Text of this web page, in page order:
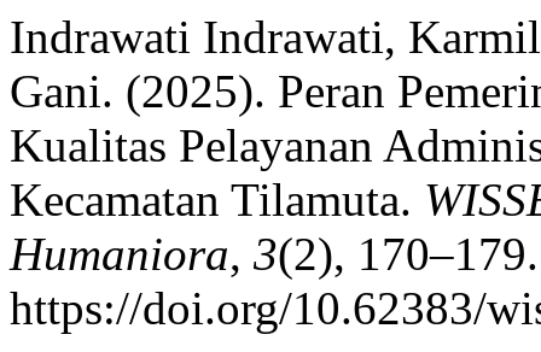
Indrawati Indrawati,
Gani. (2025). Peran
Kualitas Pelayanan
Kecamatan Tilamuta.
Humaniora, 3(2), 170–179.
https://doi.org/10.62383/